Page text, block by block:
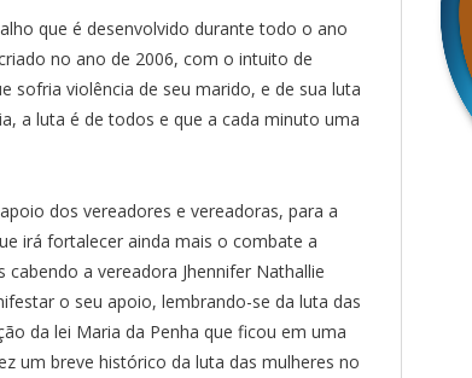
que é desenvolvido durante todo o ano
no ano de 2006, com o intuito de
sofria violência de seu marido, e de sua luta
a luta é de todos e que a cada minuto uma
dos vereadores e vereadoras, para a
irá fortalecer ainda mais o combate a
a vereadora Jhennifer Nathallie
o seu apoio, lembrando-se da luta das
da lei Maria da Penha que ficou em uma
um breve histórico da luta das mulheres no